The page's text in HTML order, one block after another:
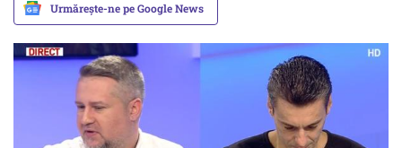
Urmărește-ne pe Google News